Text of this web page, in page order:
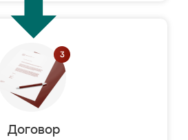
Договор